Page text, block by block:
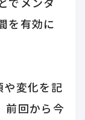
を有効に
や変化を記
前回から今